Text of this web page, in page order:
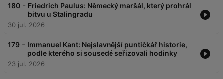
180 - Friedrich Paulus: Německý maršál, který prohrál
bitvu u Stalingradu
30 jul. 2026
179 - Immanuel Kant: Nejslavnější puntičkář historie,
podle kterého si sousedé seřizovali hodinky
23 jul. 2026